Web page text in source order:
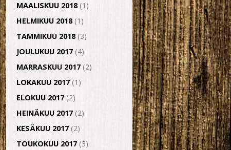
MAALISKUU 2018(1)
HELMIKUU 2018(1)
TAMMIKUU 2018(3)
JOULUKUU 2017 (4)
MARRASKUU 2017 (2)
LOKAKUU 2017 (1)
ELOKUU 2017 (2)
HEINÄKUU 2017 (2)
KESÄKUU 2017 (2)
TOUKOKUU 2017 (3)